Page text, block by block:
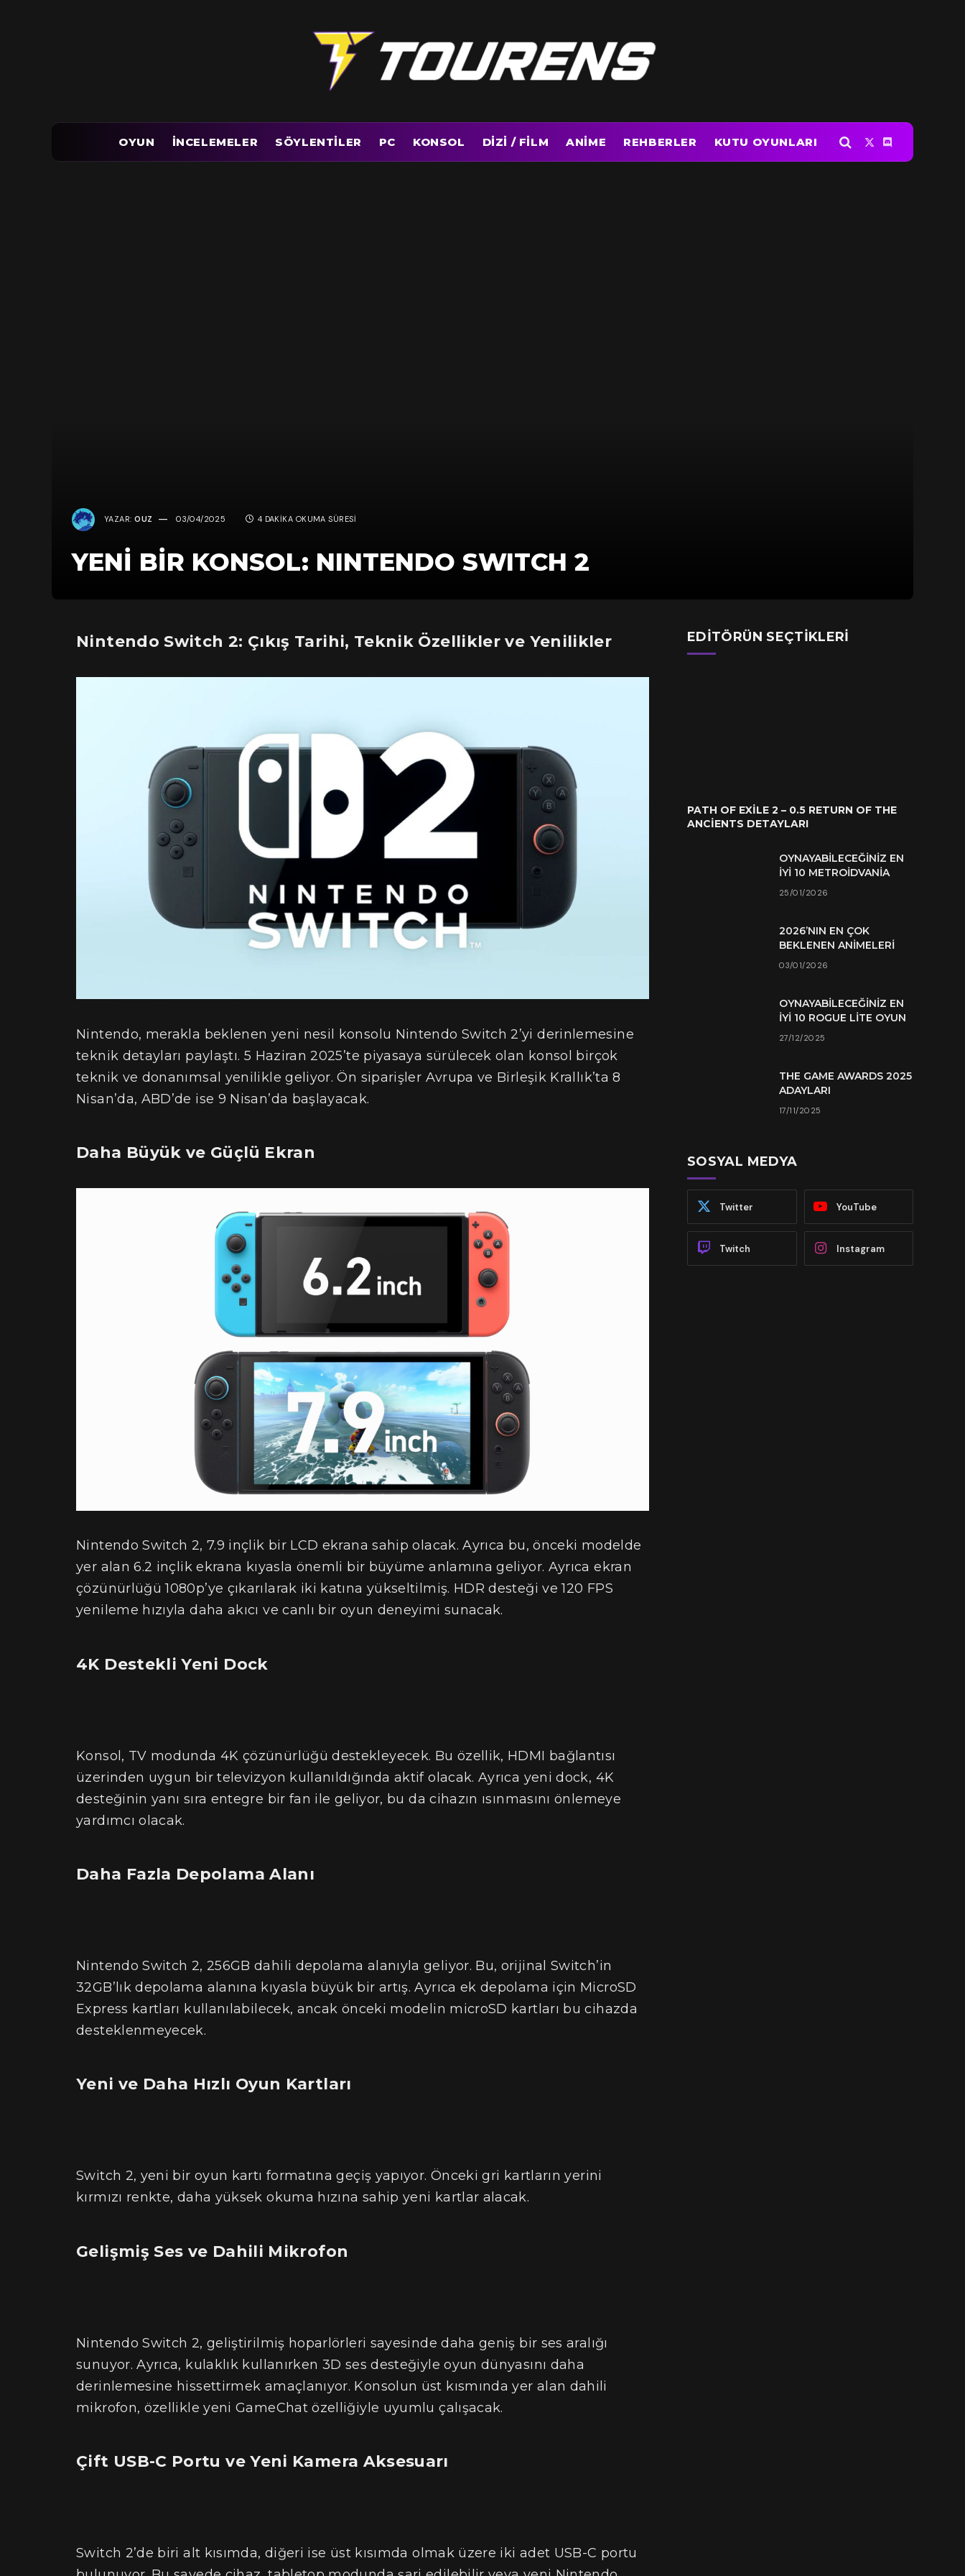
OYUN İNCELEMELER SÖYLENTILER PC KONSOL DIZI / FILM ANIME REHBERLER KUTU OYUNLARI
X
(Twitter)
Discord
YAZAR: OUZ 03/04/2025 4 DAKIKA OKUMA SÜRESI
YENI BIR KONSOL: NINTENDO SWITCH 2
Nintendo Switch 2: Çıkış Tarihi, Teknik Özellikler ve Yenilikler
Nintendo, merakla beklenen yeni nesil konsolu Nintendo Switch 2’yi derinlemesine
teknik detayları paylaştı. 5 Haziran 2025’te piyasaya sürülecek olan konsol birçok
teknik ve donanımsal yenilikle geliyor. Ön siparişler Avrupa ve Birleşik Krallık’ta 8
Nisan’da, ABD’de ise 9 Nisan’da başlayacak.
Daha Büyük ve Güçlü Ekran
Nintendo Switch 2, 7.9 inçlik bir LCD ekrana sahip olacak. Ayrıca bu, önceki modelde
yer alan 6.2 inçlik ekrana kıyasla önemli bir büyüme anlamına geliyor. Ayrıca ekran
çözünürlüğü 1080p’ye çıkarılarak iki katına yükseltilmiş. HDR desteği ve 120 FPS
yenileme hızıyla daha akıcı ve canlı bir oyun deneyimi sunacak.
4K Destekli Yeni Dock
Konsol, TV modunda 4K çözünürlüğü destekleyecek. Bu özellik, HDMI bağlantısı
üzerinden uygun bir televizyon kullanıldığında aktif olacak. Ayrıca yeni dock, 4K
desteğinin yanı sıra entegre bir fan ile geliyor, bu da cihazın ısınmasını önlemeye
yardımcı olacak.
Daha Fazla Depolama Alanı
Nintendo Switch 2, 256GB dahili depolama alanıyla geliyor. Bu, orijinal Switch’in
32GB’lık depolama alanına kıyasla büyük bir artış. Ayrıca ek depolama için MicroSD
Express kartları kullanılabilecek, ancak önceki modelin microSD kartları bu cihazda
desteklenmeyecek.
Yeni ve Daha Hızlı Oyun Kartları
Switch 2, yeni bir oyun kartı formatına geçiş yapıyor. Önceki gri kartların yerini
kırmızı renkte, daha yüksek okuma hızına sahip yeni kartlar alacak.
Gelişmiş Ses ve Dahili Mikrofon
Nintendo Switch 2, geliştirilmiş hoparlörleri sayesinde daha geniş bir ses aralığı
sunuyor. Ayrıca, kulaklık kullanırken 3D ses desteğiyle oyun dünyasını daha
derinlemesine hissettirmek amaçlanıyor. Konsolun üst kısmında yer alan dahili
mikrofon, özellikle yeni GameChat özelliğiyle uyumlu çalışacak.
Çift USB-C Portu ve Yeni Kamera Aksesuarı
Switch 2’de biri alt kısımda, diğeri ise üst kısımda olmak üzere iki adet USB-C portu
EDITÖRÜN SEÇTIKLERI
PATH OF EXILE 2 – 0.5 RETURN OF THE
ANCIENTS DETAYLARI
OYNAYABILECEĞINIZ EN
İYI 10 METROIDVANIA
25/01/2026
2026’NIN EN ÇOK
BEKLENEN ANIMELERI
03/01/2026
OYNAYABILECEĞINIZ EN
İYI 10 ROGUE LITE OYUN
27/12/2025
THE GAME AWARDS 2025
ADAYLARI
17/11/2025
SOSYAL MEDYA
Twitter YouTube
Twitch Instagram